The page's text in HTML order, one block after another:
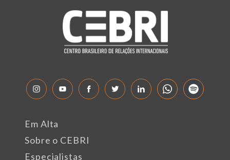
Em Alta
Sobre o CEBRI
Especialistas